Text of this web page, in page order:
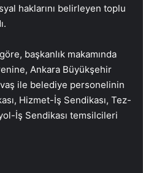
haklarını belirleyen toplu
başkanlık makamında
Ankara Büyükşehir
ile belediye personelinin
Hizmet-İş Sendikası, Tez-
İş Sendikası temsilcileri